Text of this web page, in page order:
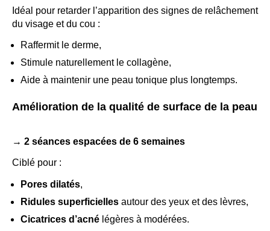
Idéal pour retarder l’apparition des signes de relâchement
du visage et du cou :
Raffermit le derme,
Stimule naturellement le collagène,
Aide à maintenir une peau tonique plus longtemps.
Amélioration de la qualité de surface de la peau
→ 2 séances espacées de 6 semaines
Ciblé pour :
Pores dilatés,
Ridules superficiellesautour des yeux et des lèvres,
Cicatrices d’acnélégères à modérées.